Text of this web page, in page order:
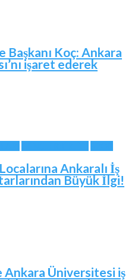
Başkanı Koç: Ankara
işaret ederek
Ankaralı İş
Büyük İlgi!
Ankara Üniversitesi iş